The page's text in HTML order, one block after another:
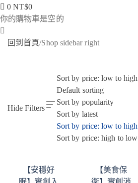
0 NT$0
你的購物車是空的
回到首頁/Shop sidebar right
Hide Filters
Sort by price: low to high
Default sorting
Sort by popularity
Sort by latest
Sort by price: low to high
Sort by price: high to low
【安穩好
【美食保